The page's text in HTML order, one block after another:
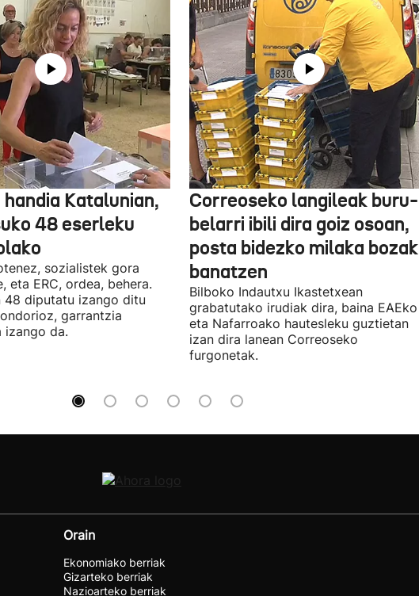
Katalunian,
48 eserleku
sozialistek gora
eta ERC, ordea, behera.
48 diputatu izango ditu
garrantzia
izango da.
Correoseko langileak buru-
belarri ibili dira goiz osoan,
posta bidezko milaka bozak
banatzen
Bilboko Indautxu Ikastetxean
grabatutako irudiak dira, baina EAEko
eta Nafarroako hautesleku guztietan
izan dira lanean Correoseko
furgonetak.
Orain
Ekonomiako berriak
Gizarteko berriak
Nazioarteko berriak